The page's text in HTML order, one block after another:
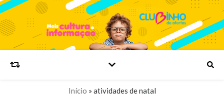
Início » atividades de natal